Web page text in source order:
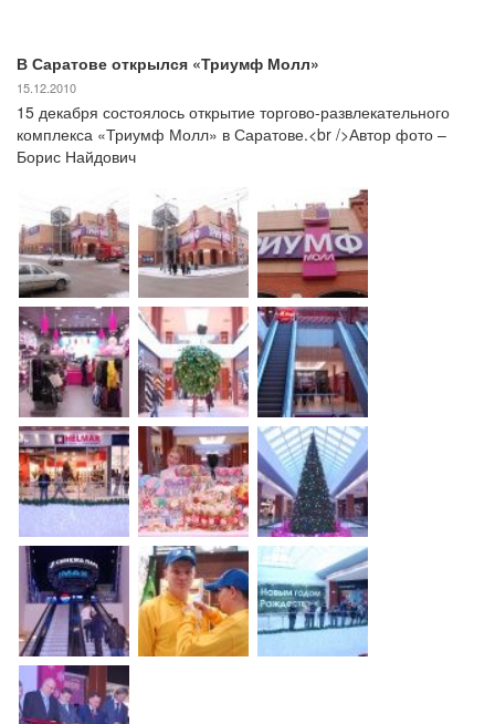
В Саратове открылся «Триумф Молл»
15.12.2010
15 декабря состоялось открытие торгово-развлекательного
комплекса «Триумф Молл» в Саратове.<br />Автор фото –
Борис Найдович